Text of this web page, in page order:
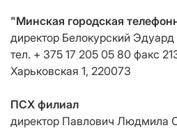
"Минская городская
директор Белокурский
тел. + 375 17 205 05 80 факс
Харьковская 1, 220073
ПСХ филиал
директор Павлович Людмила